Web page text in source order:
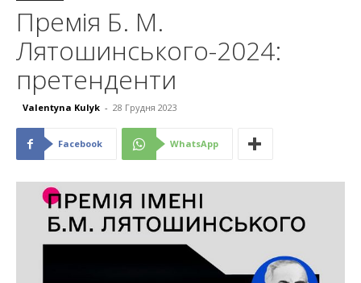
Премія Б. М.
Лятошинського-2024:
претенденти
Valentyna Kulyk - 28 Грудня 2023
Facebook WhatsApp